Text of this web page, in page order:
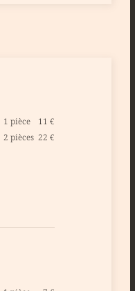
1 pièce
11 €
2 pièces 22 €